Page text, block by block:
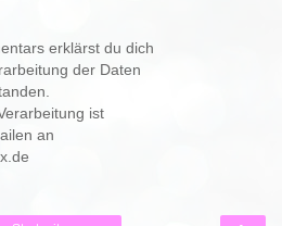
erklärst du dich
der Daten
ist
an